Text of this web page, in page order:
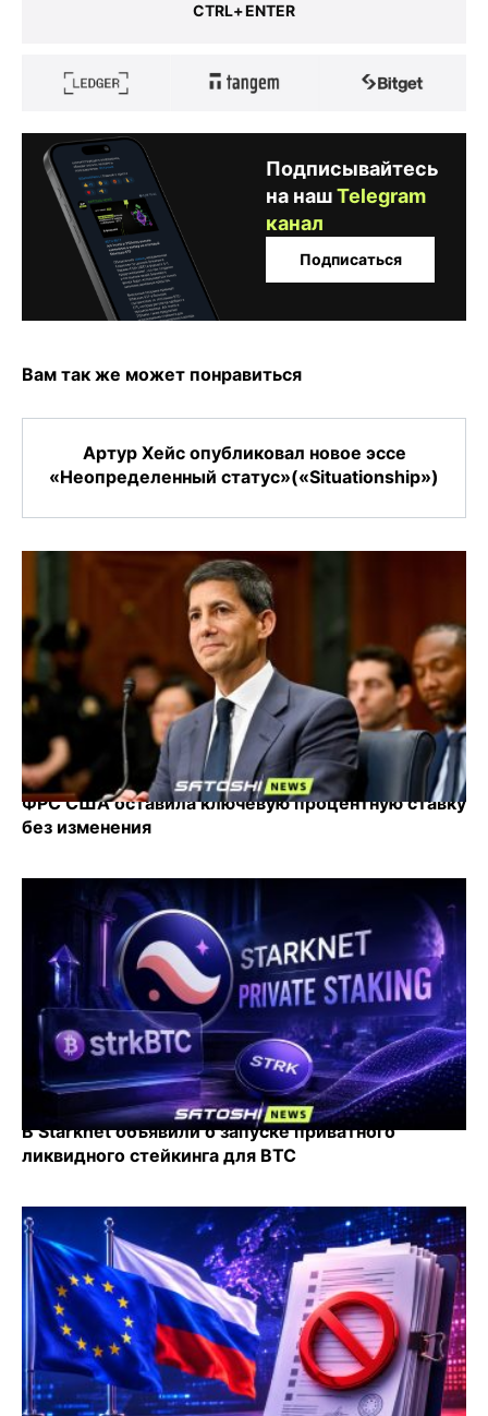
CTRL+ENTER
Подписывайтесь
на нашTelegram
канал
Подписаться
Вам так же может понравиться
Артур Хейс опубликовал новое эссе
«Неопределенный статус»(«Situationship»)
ФРС США оставила ключевую процентную ставку
без изменения
В Starknet объявили о запуске приватного
ликвидного стейкинга для BTC